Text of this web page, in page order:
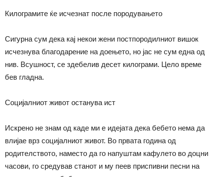
Килограмите ќе исчезнат после породувањето
Сигурна сум дека кај некои жени постпородилниот вишок
исчезнува благодарение на доењето, но јас не сум една од
нив. Всушност, се здебелив десет килограми. Цело време
бев гладна.
Социјалниот живот останува ист
Искрено не знам од каде ми е идејата дека бебето нема да
влијае врз социјалниот живот. Во првата година од
родителството, наместо да го напуштам кафулето во доцни
часови, го средував станот и му пеев приспивни песни на